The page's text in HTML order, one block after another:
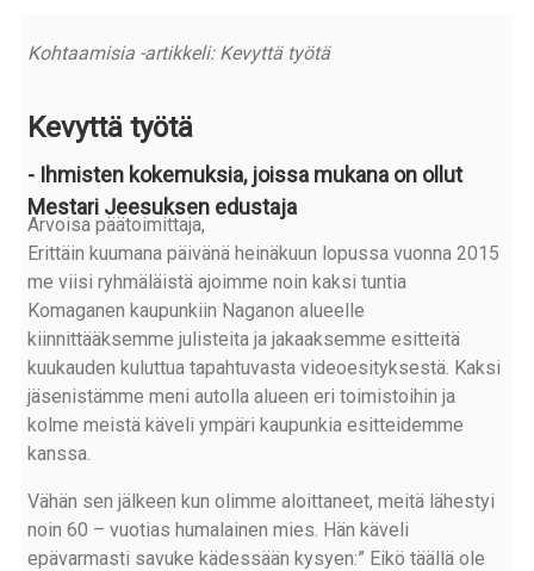
Kohtaamisia -artikkeli: Kevyttä työtä
Kevyttä työtä
- Ihmisten kokemuksia, joissa mukana on ollut
Mestari Jeesuksen edustaja
Arvoisa päätoimittaja,
Erittäin kuumana päivänä heinäkuun lopussa vuonna 2015
me viisi ryhmäläistä ajoimme noin kaksi tuntia
Komaganen kaupunkiin Naganon alueelle
kiinnittääksemme julisteita ja jakaaksemme esitteitä
kuukauden kuluttua tapahtuvasta videoesityksestä. Kaksi
jäsenistämme meni autolla alueen eri toimistoihin ja
kolme meistä käveli ympäri kaupunkia esitteidemme
kanssa.
Vähän sen jälkeen kun olimme aloittaneet, meitä lähestyi
noin 60 – vuotias humalainen mies. Hän käveli
epävarmasti savuke kädessään kysyen:” Eikö täällä ole